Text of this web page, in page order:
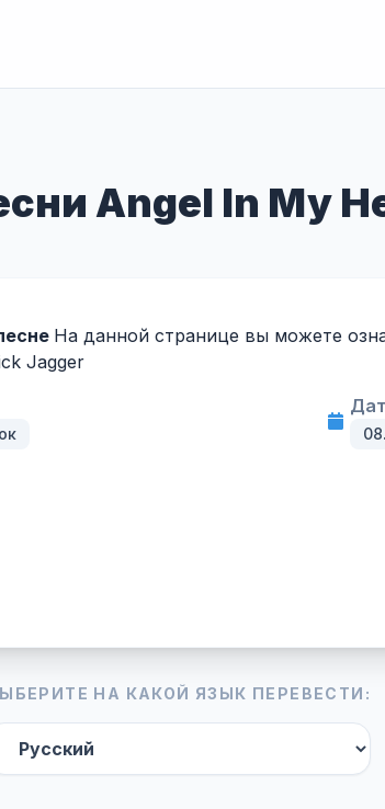
Angel In My
На данной странице вы можете
Jagger
НА КАКОЙ ЯЗЫК ПЕРЕВЕСТИ: